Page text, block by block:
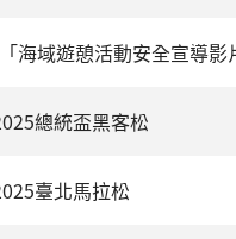
海域遊憩活動安全宣導影
總統盃黑客松
臺北馬拉松